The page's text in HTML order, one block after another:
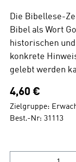
Die Bibellese-
Bibel als Wort
historischen
konkrete
gelebt werden
4,60 €
Zielgruppe:
Best.-Nr: 31113